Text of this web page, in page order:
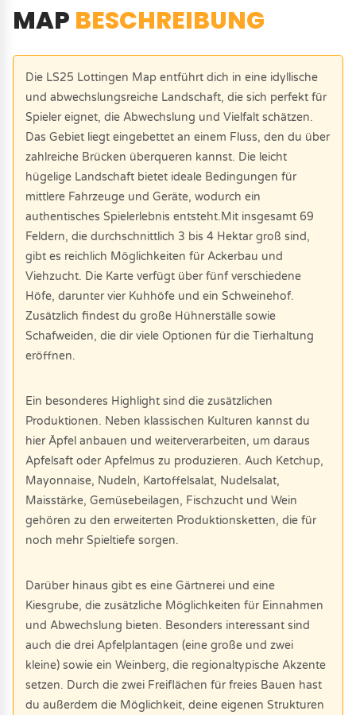
MAP BESCHREIBUNG
Die LS25 Lottingen Map entführt dich in eine idyllische
und abwechslungsreiche Landschaft, die sich perfekt für
Spieler eignet, die Abwechslung und Vielfalt schätzen.
Das Gebiet liegt eingebettet an einem Fluss, den du über
zahlreiche Brücken überqueren kannst. Die leicht
hügelige Landschaft bietet ideale Bedingungen für
mittlere Fahrzeuge und Geräte, wodurch ein
authentisches Spielerlebnis entsteht.Mit insgesamt 69
Feldern, die durchschnittlich 3 bis 4 Hektar groß sind,
gibt es reichlich Möglichkeiten für Ackerbau und
Viehzucht. Die Karte verfügt über fünf verschiedene
Höfe, darunter vier Kuhhöfe und ein Schweinehof.
Zusätzlich findest du große Hühnerställe sowie
Schafweiden, die dir viele Optionen für die Tierhaltung
eröffnen.
Ein besonderes Highlight sind die zusätzlichen
Produktionen. Neben klassischen Kulturen kannst du
hier Äpfel anbauen und weiterverarbeiten, um daraus
Apfelsaft oder Apfelmus zu produzieren. Auch Ketchup,
Mayonnaise, Nudeln, Kartoffelsalat, Nudelsalat,
Maisstärke, Gemüsebeilagen, Fischzucht und Wein
gehören zu den erweiterten Produktionsketten, die für
noch mehr Spieltiefe sorgen.
Darüber hinaus gibt es eine Gärtnerei und eine
Kiesgrube, die zusätzliche Möglichkeiten für Einnahmen
und Abwechslung bieten. Besonders interessant sind
auch die drei Apfelplantagen (eine große und zwei
kleine) sowie ein Weinberg, die regionaltypische Akzente
setzen. Durch die zwei Freiflächen für freies Bauen hast
du außerdem die Möglichkeit, deine eigenen Strukturen